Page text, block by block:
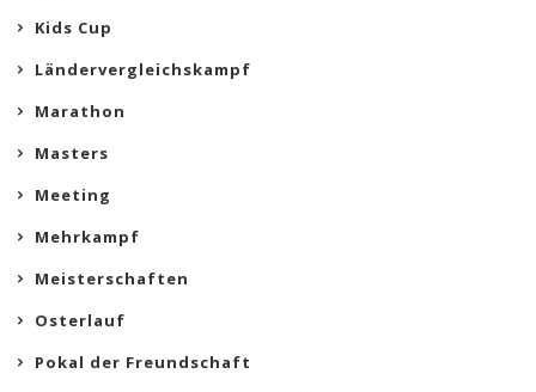
Kids Cup
Ländervergleichskampf
Marathon
Masters
Meeting
Mehrkampf
Meisterschaften
Osterlauf
Pokal der Freundschaft